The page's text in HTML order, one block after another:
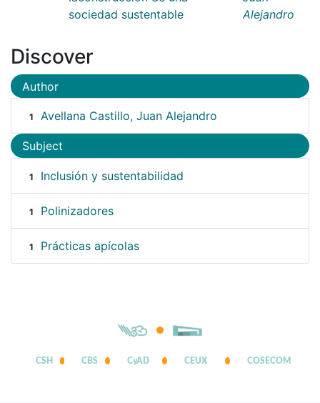
sociedad sustentable
Alejandro
Discover
Author
1 Avellana Castillo, Juan Alejandro
Subject
1 Inclusión y sustentabilidad
1 Polinizadores
1 Prácticas apícolas
CSH CBS CyAD CEUX COSECOM